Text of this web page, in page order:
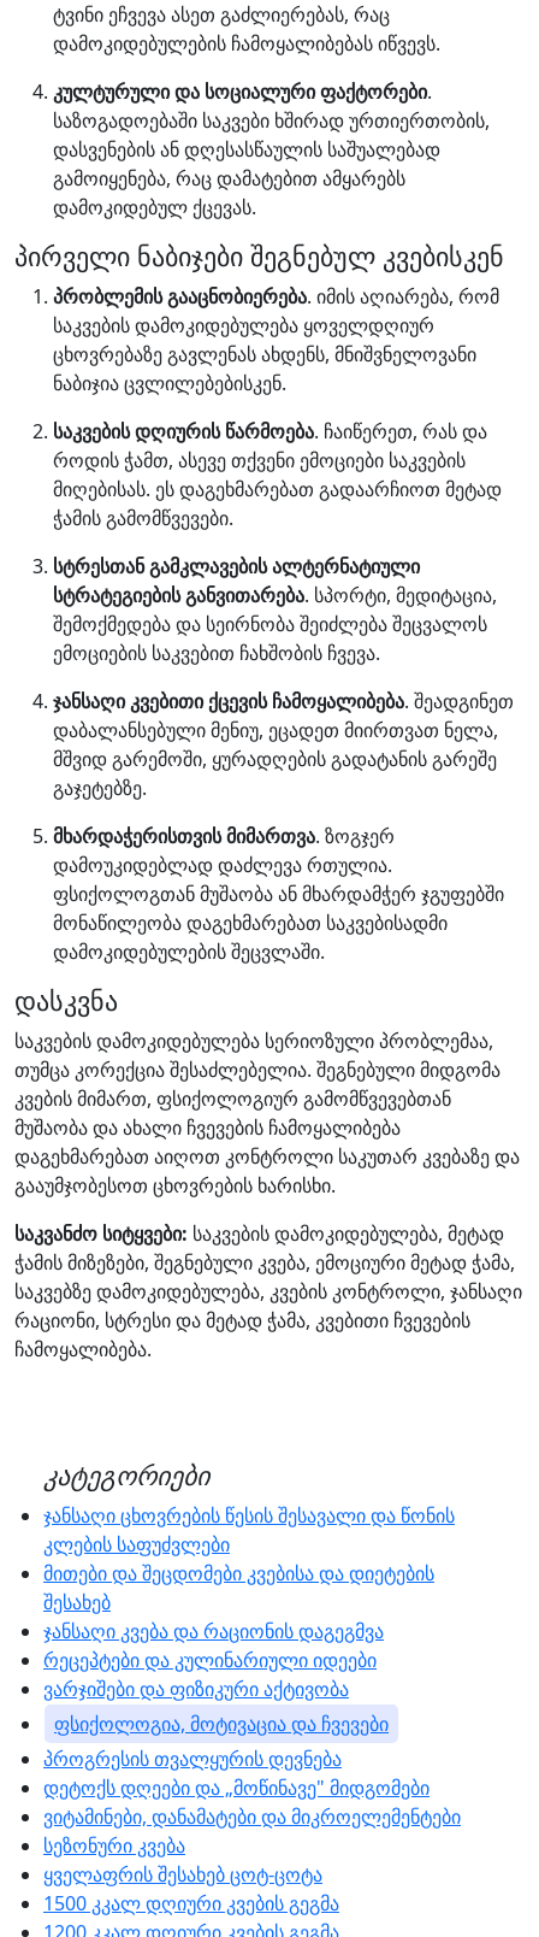
ტვინი ეჩვევა ასეთ გაძლიერებას, რაც
დამოკიდებულების ჩამოყალიბებას იწვევს.
კულტურული და სოციალური ფაქტორები.
საზოგადოებაში საკვები ხშირად ურთიერთობის,
დასვენების ან დღესასწაულის საშუალებად
გამოიყენება, რაც დამატებით ამყარებს
დამოკიდებულ ქცევას.
პირველი ნაბიჯები შეგნებულ კვებისკენ
პრობლემის გააცნობიერება. იმის აღიარება, რომ
საკვების დამოკიდებულება ყოველდღიურ
ცხოვრებაზე გავლენას ახდენს, მნიშვნელოვანი
ნაბიჯია ცვლილებებისკენ.
საკვების დღიურის წარმოება. ჩაიწერეთ, რას და
როდის ჭამთ, ასევე თქვენი ემოციები საკვების
მიღებისას. ეს დაგეხმარებათ გადაარჩიოთ მეტად
ჭამის გამომწვევები.
სტრესთან გამკლავების ალტერნატიული
სტრატეგიების განვითარება. სპორტი, მედიტაცია,
შემოქმედება და სეირნობა შეიძლება შეცვალოს
ემოციების საკვებით ჩახშობის ჩვევა.
ჯანსაღი კვებითი ქცევის ჩამოყალიბება. შეადგინეთ
დაბალანსებული მენიუ, ეცადეთ მიირთვათ ნელა,
მშვიდ გარემოში, ყურადღების გადატანის გარეშე
გაჯეტებზე.
მხარდაჭერისთვის მიმართვა. ზოგჯერ
დამოუკიდებლად დაძლევა რთულია.
ფსიქოლოგთან მუშაობა ან მხარდამჭერ ჯგუფებში
მონაწილეობა დაგეხმარებათ საკვებისადმი
დამოკიდებულების შეცვლაში.
დასკვნა
საკვების დამოკიდებულება სერიოზული პრობლემაა,
თუმცა კორექცია შესაძლებელია. შეგნებული მიდგომა
კვების მიმართ, ფსიქოლოგიურ გამომწვევებთან
მუშაობა და ახალი ჩვევების ჩამოყალიბება
დაგეხმარებათ აიღოთ კონტროლი საკუთარ კვებაზე და
გააუმჯობესოთ ცხოვრების ხარისხი.
საკვანძო სიტყვები: საკვების დამოკიდებულება, მეტად
ჭამის მიზეზები, შეგნებული კვება, ემოციური მეტად ჭამა,
საკვებზე დამოკიდებულება, კვების კონტროლი, ჯანსაღი
რაციონი, სტრესი და მეტად ჭამა, კვებითი ჩვევების
ჩამოყალიბება.
კატეგორიები
ჯანსაღი ცხოვრების წესის შესავალი და წონის
კლების საფუძვლები
მითები და შეცდომები კვებისა და დიეტების
შესახებ
ჯანსაღი კვება და რაციონის დაგეგმვა
რეცეპტები და კულინარიული იდეები
ვარჯიშები და ფიზიკური აქტივობა
ფსიქოლოგია, მოტივაცია და ჩვევები
პროგრესის თვალყურის დევნება
დეტოქს დღეები და „მოწინავე" მიდგომები
ვიტამინები, დანამატები და მიკროელემენტები
სეზონური კვება
ყველაფრის შესახებ ცოტ-ცოტა
1500 კკალ დღიური კვების გეგმა